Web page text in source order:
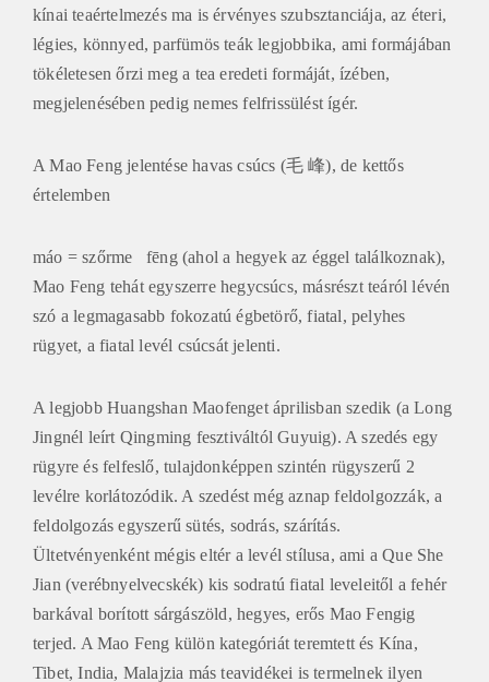
kínai teaértelmezés ma is érvényes szubsztanciája, az éteri,
légies, könnyed, parfümös teák legjobbika, ami formájában
tökéletesen őrzi meg a tea eredeti formáját, ízében,
megjelenésében pedig nemes felfrissülést ígér.
A Mao Feng jelentése havas csúcs (毛 峰), de kettős
értelemben
máo = szőrme fēng (ahol a hegyek az éggel találkoznak),
Mao Feng tehát egyszerre hegycsúcs, másrészt teáról lévén
szó a legmagasabb fokozatú égbetörő, fiatal, pelyhes
rügyet, a fiatal levél csúcsát jelenti.
A legjobb Huangshan Maofenget áprilisban szedik (a Long
Jingnél leírt Qingming fesztiváltól Guyuig). A szedés egy
rügyre és felfeslő, tulajdonképpen szintén rügyszerű 2
levélre korlátozódik. A szedést még aznap feldolgozzák, a
feldolgozás egyszerű sütés, sodrás, szárítás.
Ültetvényenként mégis eltér a levél stílusa, ami a Que She
Jian (verébnyelvecskék) kis sodratú fiatal leveleitől a fehér
barkával borított sárgászöld, hegyes, erős Mao Fengig
terjed. A Mao Feng külön kategóriát teremtett és Kína,
Tibet, India, Malajzia más teavidékei is termelnek ilyen